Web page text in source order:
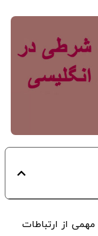
از ارتباطات